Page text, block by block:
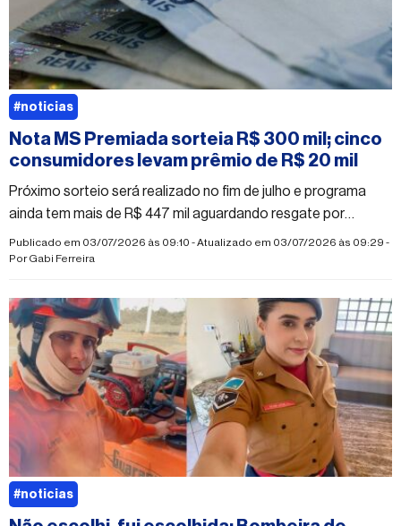
Nota MS Premiada sorteia R$ 300 mil; cinco
consumidores levam prêmio de R$ 20 mil
Próximo sorteio será realizado no fim de julho e programa
ainda tem mais de R$ 447 mil aguardando resgate por
ganhadores de concursos anteriores
Publicado em 03/07/2026 às 09:10 - Atualizado em 03/07/2026 às 09:29 -
PorGabi Ferreira
#noticias
#noticias